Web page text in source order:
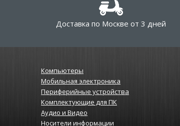
Доставка по Москве от 3 дней
Компьютеры
Мобильная электроника
Периферийные устройства
Комплектующие для ПК
Аудио и Видео
Носители информации